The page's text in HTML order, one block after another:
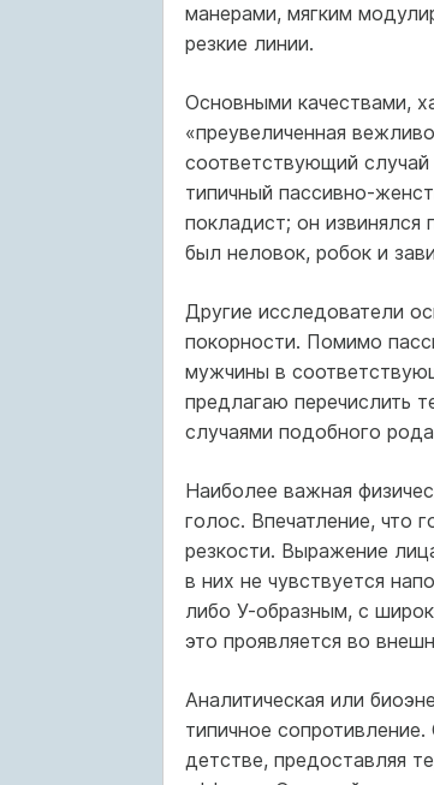
манерами, мягким
резкие линии.
Основными качествами,
«преувеличенная
соответствующий случай
типичный пассивно-
покладист; он
был неловок, робок и
Другие исследователи
покорности. Помимо
мужчины в
предлагаю перечислить
случаями подобного
Наиболее важная
голос. Впечатление, что
резкости. Выражение
в них не чувствуется
либо У-образным, с
это проявляется во
Аналитическая или
типичное
детстве, предоставляя